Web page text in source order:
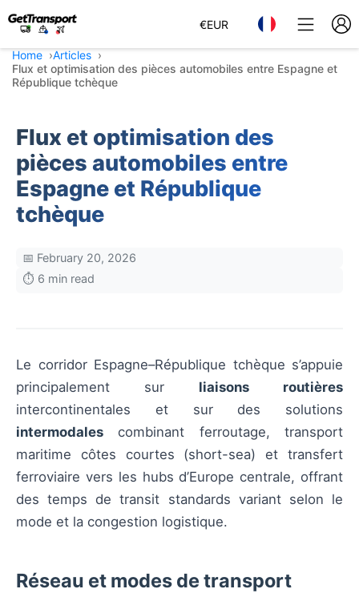
€EUR
Home
Articles
Flux et optimisation des pièces automobiles entre Espagne et
République tchèque
Flux et optimisation des
pièces automobiles entre
Espagne et République
tchèque
📅 February 20, 2026
⏱️ 6 min read
Le corridor Espagne–République tchèque s’appuie
principalement sur liaisons routières
intercontinentales et sur des solutions
intermodales combinant ferroutage, transport
maritime côtes courtes (short-sea) et transfert
ferroviaire vers les hubs d’Europe centrale, offrant
des temps de transit standards variant selon le
mode et la congestion logistique.
Réseau et modes de transport